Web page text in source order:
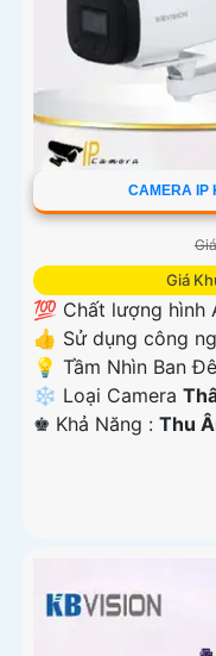
CAMERA IP
Giá
💯 Chất lượng hình
👍 Sử dụng công
💡 Tầm Nhìn Ban
❄ Loại Camera
️♚ Khả Năng : Thu